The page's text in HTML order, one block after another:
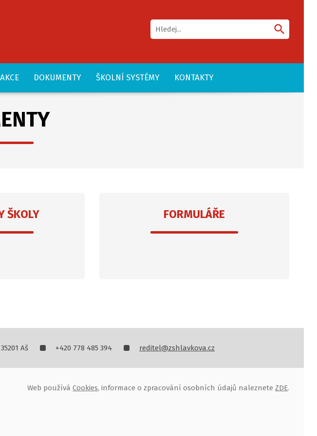
search
DOKUMENTY ŠKOLNÍ SYSTÉMY KONTAKTY
ŠKOLY FORMULÁŘE
Aš +420 778 485 394 reditel@zshlavkova.cz
Web používá Cookies, informace o zpracování osobních údajů naleznete ZDE.